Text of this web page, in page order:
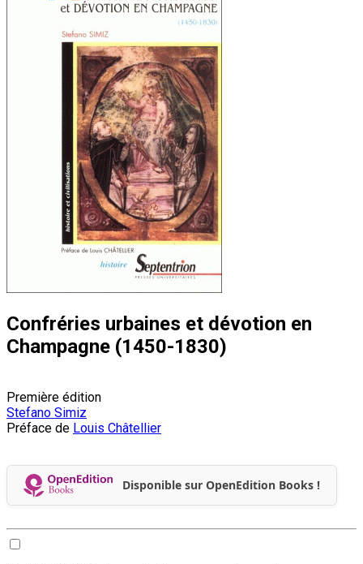
Confréries urbaines et dévotion en
Champagne (1450-1830)
Première édition
Stefano Simiz
Préface de Louis Châtellier
Disponible sur OpenEdition Books !